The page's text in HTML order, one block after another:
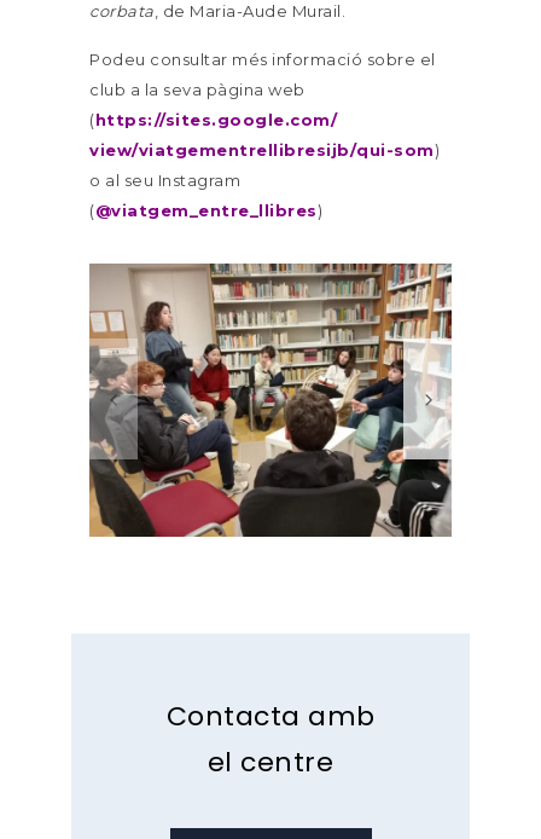
corbata , de Maria-Aude Murail.
Podeu consultar més informació sobre el
club a la seva pàgina web
(https://sites.google.com/
view/viatgementrellibresijb/qui-som)
o al seu Instagram
(@viatgem_entre_llibres)
Contacta amb
el centre